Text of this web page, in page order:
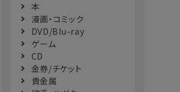
本
漫画・コミック
DVD/Blu-ray
ゲーム
CD
金券/チケット
貴金属